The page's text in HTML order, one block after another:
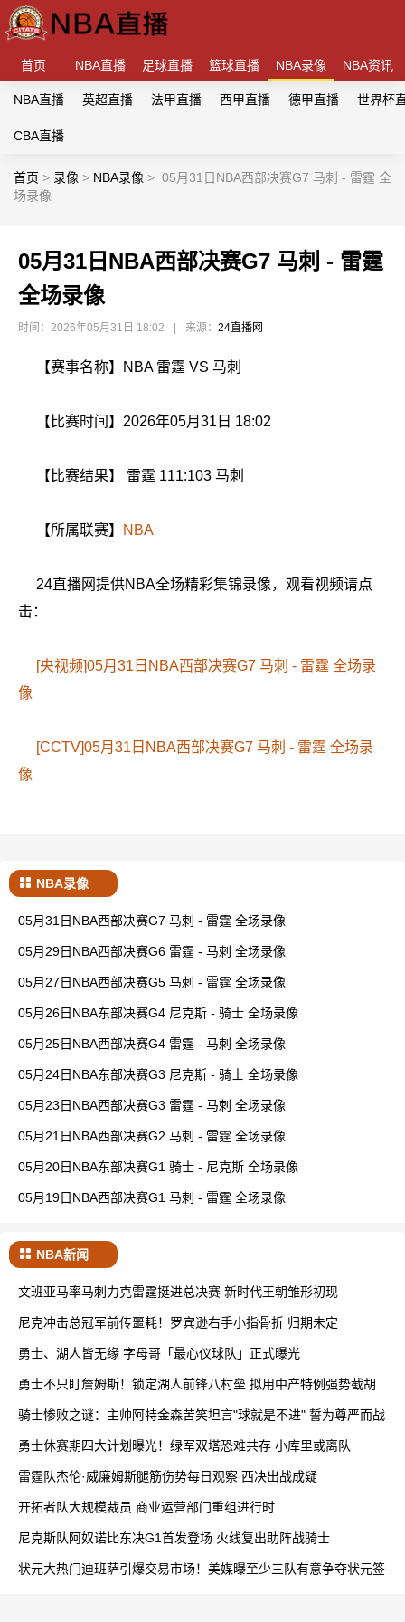
首页 NBA直播 足球直播 篮球直播 NBA录像 NBA资讯
NBA直播 英超直播 法甲直播 西甲直播 德甲直播 世界杯
CBA直播
首页 > 录像 > NBA录像 > 05月31日NBA西部决赛G7 马刺 - 雷霆 全
场录像
05月31日NBA西部决赛G7 马刺 - 雷霆
全场录像
时间：2026年05月31日 18:02 来源： 24直播网
【赛事名称】NBA 雷霆 VS 马刺
【比赛时间】2026年05月31日 18:02
【比赛结果】 雷霆 111:103 马刺
【所属联赛】 NBA
24直播网提供NBA全场精彩集锦录像，观看视频请点
击：
[央视频]05月31日NBA西部决赛G7 马刺 - 雷霆 全场录
像
[CCTV]05月31日NBA西部决赛G7 马刺 - 雷霆 全场录
像
NBA录像
05月31日NBA西部决赛G7 马刺 - 雷霆 全场录像
05月29日NBA西部决赛G6 雷霆 - 马刺 全场录像
05月27日NBA西部决赛G5 马刺 - 雷霆 全场录像
05月26日NBA东部决赛G4 尼克斯 - 骑士 全场录像
05月25日NBA西部决赛G4 雷霆 - 马刺 全场录像
05月24日NBA东部决赛G3 尼克斯 - 骑士 全场录像
05月23日NBA西部决赛G3 雷霆 - 马刺 全场录像
05月21日NBA西部决赛G2 马刺 - 雷霆 全场录像
05月20日NBA东部决赛G1 骑士 - 尼克斯 全场录像
05月19日NBA西部决赛G1 马刺 - 雷霆 全场录像
NBA新闻
文班亚马率马刺力克雷霆挺进总决赛 新时代王朝雏形初现
尼克冲击总冠军前传噩耗！罗宾逊右手小指骨折 归期未定
勇士、湖人皆无缘 字母哥「最心仪球队」正式曝光
勇士不只盯詹姆斯！锁定湖人前锋八村垒 拟用中产特例强势截胡
骑士惨败之谜：主帅阿特金森苦笑坦言"球就是不进" 誓为尊严而战
勇士休赛期四大计划曝光！绿军双塔恐难共存 小库里或离队
雷霆队杰伦·威廉姆斯腿筋伤势每日观察 西决出战成疑
开拓者队大规模裁员 商业运营部门重组进行时
尼克斯队阿奴诺比东决G1首发登场 火线复出助阵战骑士
状元大热门迪班萨引爆交易市场！美媒曝至少三队有意争夺状元签